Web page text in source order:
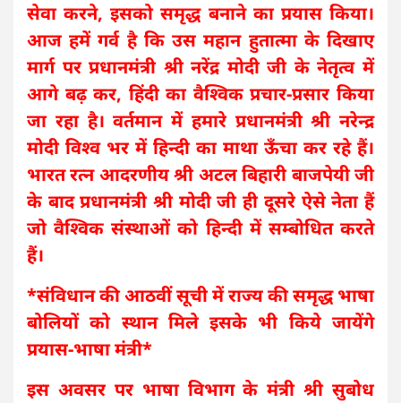
सेवा करने, इसको समृद्ध बनाने का प्रयास किया।
आज हमें गर्व है कि उस महान हुतात्मा के दिखाए
मार्ग पर प्रधानमंत्री श्री नरेंद्र मोदी जी के नेतृत्व में
आगे बढ़ कर, हिंदी का वैश्विक प्रचार-प्रसार किया
जा रहा है। वर्तमान में हमारे प्रधानमंत्री श्री नरेन्द्र
मोदी विश्व भर में हिन्दी का माथा ऊँचा कर रहे हैं।
भारत रत्न आदरणीय श्री अटल बिहारी बाजपेयी जी
के बाद प्रधानमंत्री श्री मोदी जी ही दूसरे ऐसे नेता हैं
जो वैश्विक संस्थाओं को हिन्दी में सम्बोधित करते
हैं।
*संविधान की आठवीं सूची में राज्य की समृद्ध भाषा
बोलियों को स्थान मिले इसके भी किये जायेंगे
प्रयास-भाषा मंत्री*
इस अवसर पर भाषा विभाग के मंत्री श्री सुबोध